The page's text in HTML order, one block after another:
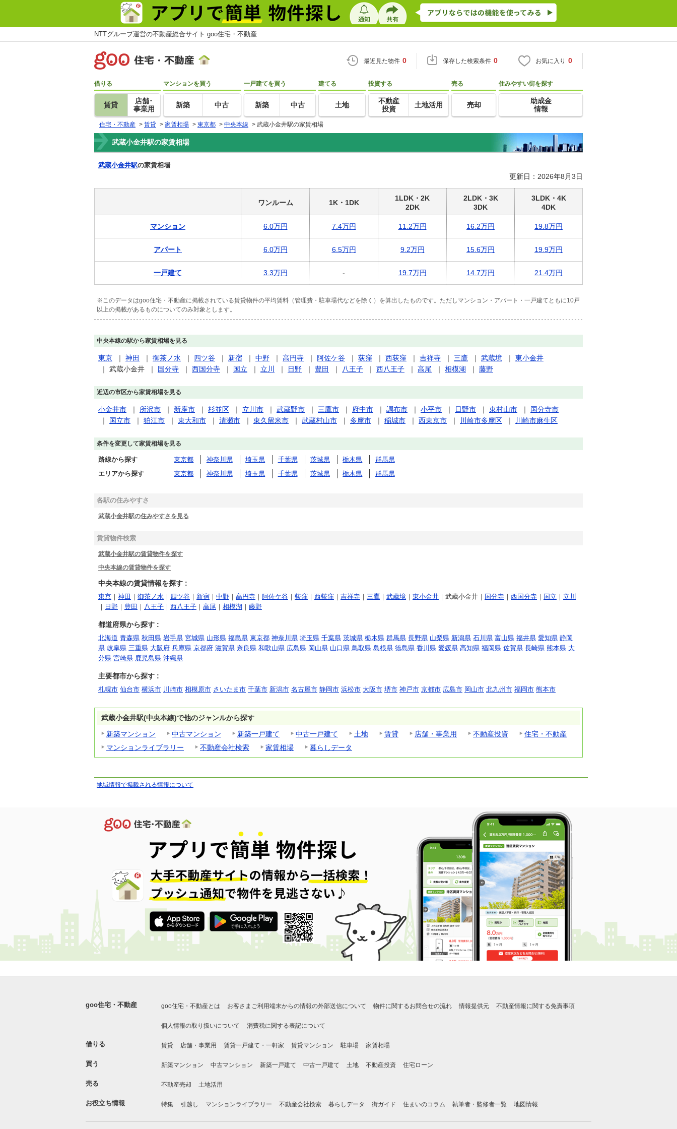
NTTグループ運営の不動産総合サイト goo住宅・不動産
最近見た物件 0 保存した検索条件 0 お気に入り 0
借りる
賃貸
店舗･
事業用
マンションを買う
新築 中古
一戸建てを買う
新築 中古
建てる
土地
投資する
不動産
投資
土地活用
売る
売却
住みやすい街を探す
助成金
情報
住宅・不動産 > 賃貸 > 家賃相場 > 東京都 > 中央本線 > 武蔵小金井駅の家賃相場
武蔵小金井駅の家賃相場
武蔵小金井駅の家賃相場
更新日：2026年8月3日
ワンルーム 1K・1DK
1LDK・2K
2DK
2LDK・3K
3DK
3LDK・4K
4DK
マンション 6.0万円 7.4万円 11.2万円 16.2万円 19.8万円
アパート 6.0万円 6.5万円 9.2万円 15.6万円 19.9万円
一戸建て 3.3万円 - 19.7万円 14.7万円 21.4万円
※このデータはgoo住宅・不動産に掲載されている賃貸物件の平均賃料（管理費・駐車場代などを除く）を算出したものです。ただしマンション・アパート・一戸建てともに10戸
以上の掲載があるものについてのみ対象とします。
中央本線の駅から家賃相場を見る
東京 ｜ 神田 ｜ 御茶ノ水 ｜ 四ツ谷 ｜ 新宿 ｜ 中野 ｜ 高円寺 ｜ 阿佐ケ谷 ｜ 荻窪 ｜ 西荻窪 ｜ 吉祥寺 ｜ 三鷹 ｜ 武蔵境 ｜ 東小金井
｜ 武蔵小金井 ｜ 国分寺 ｜ 西国分寺 ｜ 国立 ｜ 立川 ｜ 日野 ｜ 豊田 ｜ 八王子 ｜ 西八王子 ｜ 高尾 ｜ 相模湖 ｜ 藤野
近辺の市区から家賃相場を見る
小金井市 ｜ 所沢市 ｜ 新座市 ｜ 杉並区 ｜ 立川市 ｜ 武蔵野市 ｜ 三鷹市 ｜ 府中市 ｜ 調布市 ｜ 小平市 ｜ 日野市 ｜ 東村山市 ｜ 国分寺市
｜ 国立市 ｜ 狛江市 ｜ 東大和市 ｜ 清瀬市 ｜ 東久留米市 ｜ 武蔵村山市 ｜ 多摩市 ｜ 稲城市 ｜ 西東京市 ｜ 川崎市多摩区 ｜ 川崎市麻生区
条件を変更して家賃相場を見る
路線から探す 東京都 神奈川県 埼玉県 千葉県 茨城県 栃木県
群馬県
エリアから探す
東京都 神奈川県 埼玉県 千葉県 茨城県 栃木県 群馬県
各駅の住みやすさ
武蔵小金井駅の住みやすさを見る
賃貸物件検索
武蔵小金井駅の賃貸物件を探す
中央本線の賃貸物件を探す
中央本線の賃貸情報を探す :
東京 ｜ 神田 ｜ 御茶ノ水 ｜ 四ツ谷 ｜ 新宿 ｜ 中野 ｜ 高円寺 ｜ 阿佐ケ谷 ｜ 荻窪 ｜ 西荻窪 ｜ 吉祥寺 ｜ 三鷹 ｜ 武蔵境 ｜ 東小金井 ｜武蔵小金井｜ 国分寺 ｜ 西国分寺 ｜ 国立 ｜ 立川
｜ 日野 ｜ 豊田 ｜ 八王子 ｜ 西八王子 ｜ 高尾 ｜ 相模湖 ｜ 藤野
都道府県から探す :
北海道 青森県 秋田県 岩手県 宮城県 山形県 福島県 東京都 神奈川県 埼玉県 千葉県 茨城県 栃木県 群馬県 長野県 山梨県 新潟県 石川県 富山県 福井県 愛知県 静岡
県 岐阜県 三重県 大阪府 兵庫県 京都府 滋賀県 奈良県 和歌山県 広島県 岡山県 山口県 鳥取県 島根県 徳島県 香川県 愛媛県 高知県 福岡県 佐賀県 長崎県 熊本県 大
分県 宮崎県 鹿児島県 沖縄県
主要都市から探す :
札幌市 仙台市 横浜市 川崎市 相模原市 さいたま市 千葉市 新潟市 名古屋市 静岡市 浜松市 大阪市 堺市 神戸市 京都市 広島市 岡山市 北九州市 福岡市 熊本市
武蔵小金井駅(中央本線)で他のジャンルから探す
新築マンション
中古マンション 新築一戸建て 中古一戸建て 土地 賃貸 店舗・事業用 不動産投資
住宅・不動産
マンションライブラリー
不動産会社検索 家賃相場 暮らしデータ
地域情報で掲載される情報について
goo住宅・不動産 goo住宅・不動産とは お客さまご利用端末からの情報の外部送信について 物件に関するお問合せの流れ 情報提供元 不動産情報に関する免責事項
個人情報の取り扱いについて 消費税に関する表記について
借りる 賃貸 店舗・事業用 賃貸一戸建て・一軒家 賃貸マンション 駐車場 家賃相場
買う 新築マンション 中古マンション 新築一戸建て 中古一戸建て 土地 不動産投資 住宅ローン
売る 不動産売却 土地活用
お役立ち情報 特集 引越し マンションライブラリー 不動産会社検索 暮らしデータ 街ガイド 住まいのコラム 執筆者・監修者一覧 地図情報